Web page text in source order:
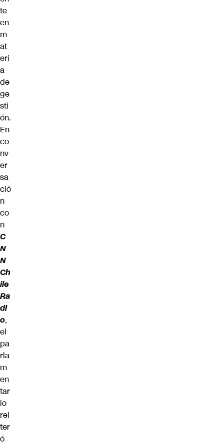
te
en
m
at
eri
a
de
ge
sti
ón.
En
co
nv
er
sa
ció
n
co
n
C
N
N
Ch
ile
Ra
di
o,
el
pa
rla
m
en
tar
io
rei
ter
ó